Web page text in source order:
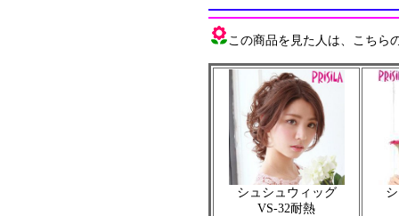
この商品を見た人は、こちら
シュシュウィッグ
VS-32耐熱